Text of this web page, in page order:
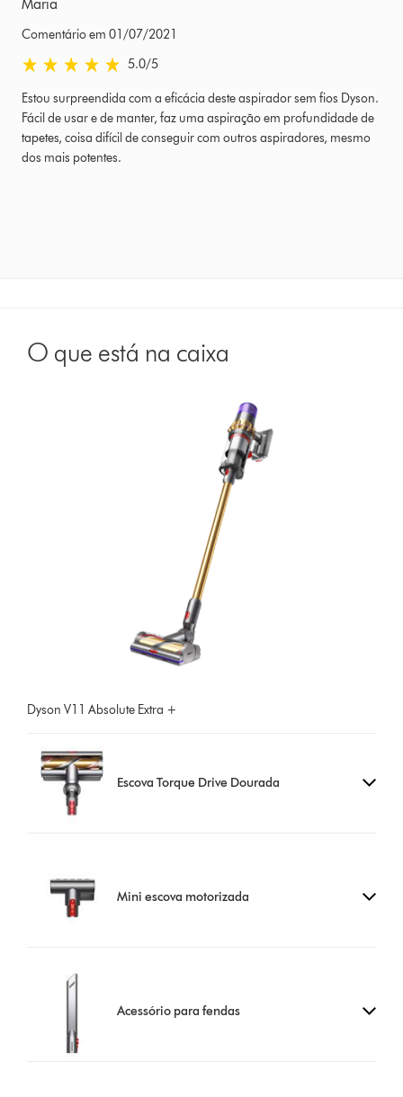
Maria
Comentário em 01/07/2021
5.0 estrelas de 5 em Comentário em 01/07/2021 Ratings
5.0/5
Estou surpreendida com a eficácia deste aspirador sem fios Dyson.
Fácil de usar e de manter, faz uma aspiração em profundidade de
tapetes, coisa difícil de conseguir com outros aspiradores, mesmo
dos mais potentes.
O que está na caixa
Dyson V11 Absolute Extra +
Escova Torque Drive Dourada
Mini escova motorizada
Acessório para fendas